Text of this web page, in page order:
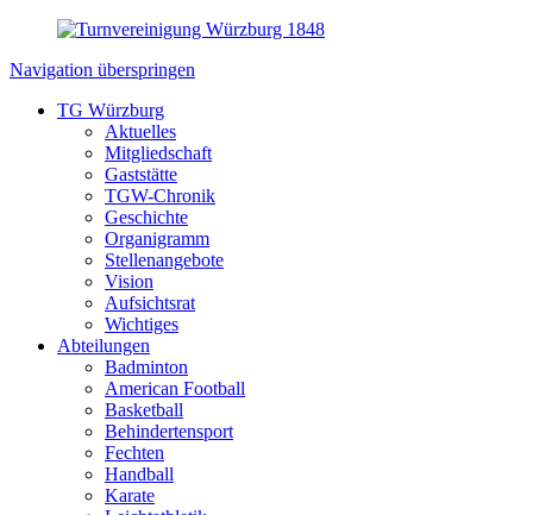
Navigation überspringen
TG Würzburg
Aktuelles
Mitgliedschaft
Gaststätte
TGW-Chronik
Geschichte
Organigramm
Stellenangebote
Vision
Aufsichtsrat
Wichtiges
Abteilungen
Badminton
American Football
Basketball
Behindertensport
Fechten
Handball
Karate